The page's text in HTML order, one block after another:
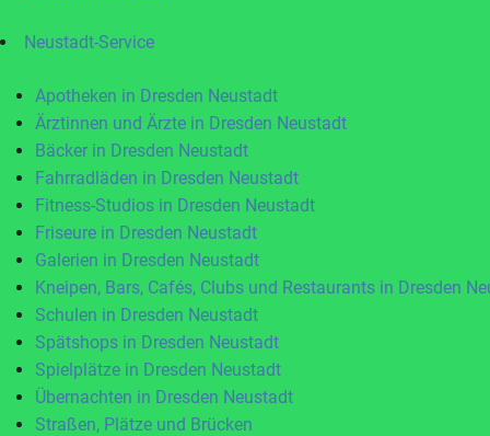
Neustadt-Service
Apotheken in Dresden Neustadt
Ärztinnen und Ärzte in Dresden Neustadt
Bäcker in Dresden Neustadt
Fahrradläden in Dresden Neustadt
Fitness-Studios in Dresden Neustadt
Friseure in Dresden Neustadt
Galerien in Dresden Neustadt
Kneipen, Bars, Cafés, Clubs und Restaurants in Dresden
Schulen in Dresden Neustadt
Spätshops in Dresden Neustadt
Spielplätze in Dresden Neustadt
Übernachten in Dresden Neustadt
Straßen, Plätze und Brücken